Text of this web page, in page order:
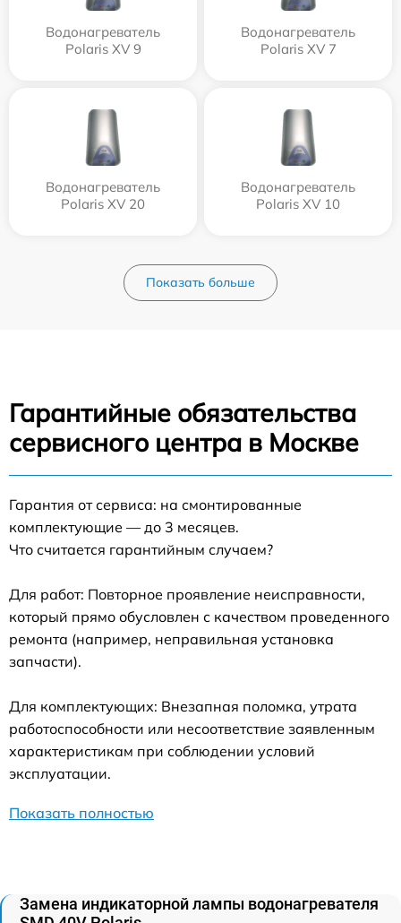
Водонагреватель
Polaris XV 9
Водонагреватель
Polaris XV 7
Водонагреватель
Polaris XV 20
Водонагреватель
Polaris XV 10
Показать больше
Гарантийные обязательства
сервисного центра в Москве
Гарантия от сервиса: на смонтированные
комплектующие — до 3 месяцев.
Что считается гарантийным случаем?
Для работ: Повторное проявление неисправности,
который прямо обусловлен с качеством проведенного
ремонта (например, неправильная установка
запчасти).
Для комплектующих: Внезапная поломка, утрата
работоспособности или несоответствие заявленным
характеристикам при соблюдении условий
эксплуатации.
Показать полностью
Замена индикаторной лампы водонагревателя